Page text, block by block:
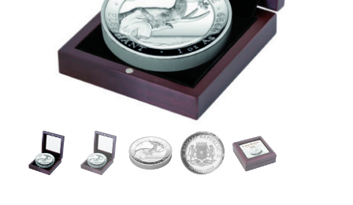
Kontakt
Mein Konto